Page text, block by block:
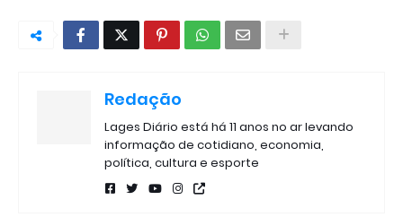
Redação
Lages Diário está há 11 anos no ar levando
informação de cotidiano, economia,
política, cultura e esporte